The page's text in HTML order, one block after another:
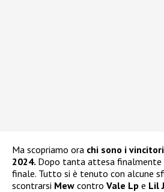
Ma scopriamo ora chi sono i
2024. Dopo tanta attesa finalmente
finale. Tutto si è tenuto con alcune
scontrarsi Mew contro Vale Lp e Lil